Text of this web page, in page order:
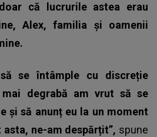
că lucrurile astea erau
Alex, familia și oamenii
se întâmple cu discreție
mai degrabă am vrut să se
și să anunț eu la un moment
ne-am despărțit”, spune